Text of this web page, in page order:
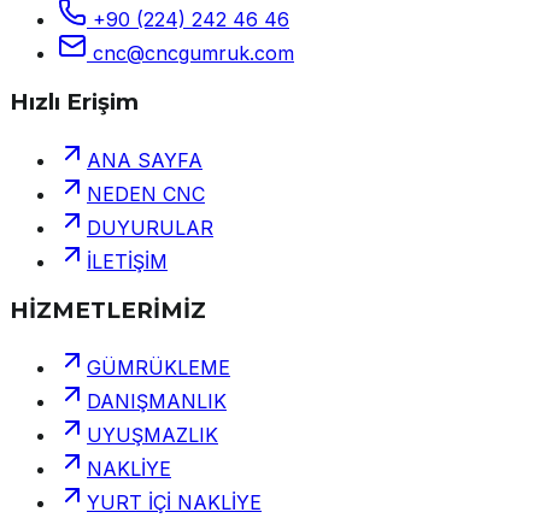
+90 (224) 242 46 46
cnc@cncgumruk.com
Hızlı Erişim
ANA SAYFA
NEDEN CNC
DUYURULAR
İLETİŞİM
HİZMETLERİMİZ
GÜMRÜKLEME
DANIŞMANLIK
UYUŞMAZLIK
NAKLİYE
YURT İÇİ NAKLİYE